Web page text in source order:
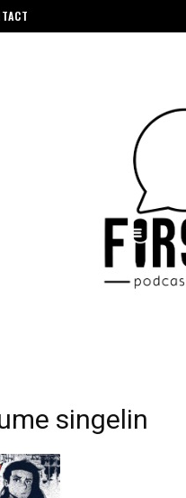
singelin